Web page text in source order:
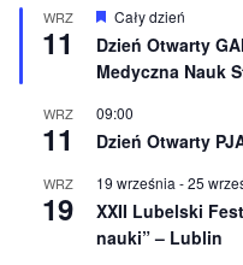
o
n
e
WRZ
11
W
y
r
ó
n
o
e
Cały dzień
Dzień Otwarty
Medyczna Nauk
WRZ
11
09:00
Dzień Otwarty
WRZ
19
19 września -25
XXII Lubelski
nauki” – Lublin